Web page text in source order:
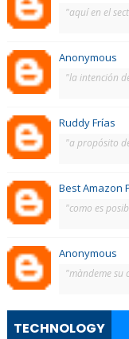
"aquí en el
Anonymous
"la intención
Ruddy Frías
"a propósito
Best Amazon
"como es
Anonymous
"màndeme
TECHNOLOGY